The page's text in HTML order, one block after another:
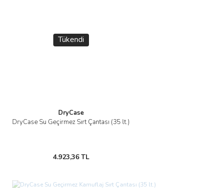
Tükendi
DryCase
DryCase Su Geçirmez Sırt Çantası (35 lt.)
4.923,36 TL